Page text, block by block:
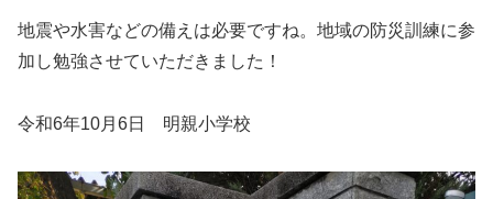
地震や水害などの備えは必要ですね。地域の防災訓練に参
加し勉強させていただきました！
令和6年10月6日 明親小学校